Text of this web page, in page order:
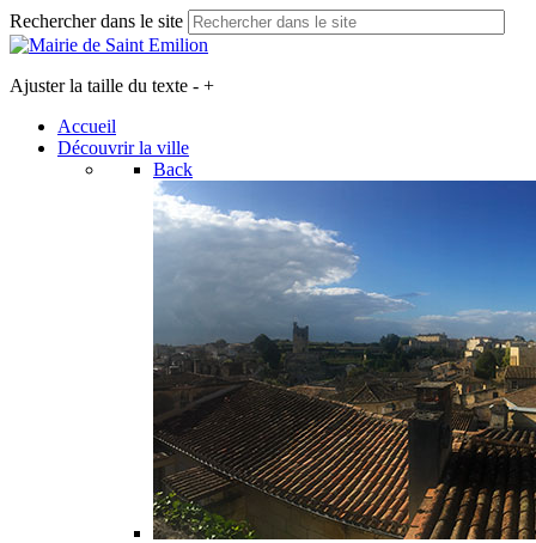
Rechercher dans le site
Ajuster la taille du texte - +
Accueil
Découvrir la ville
Back